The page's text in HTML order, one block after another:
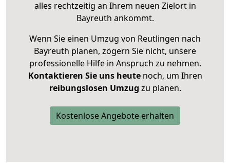
alles rechtzeitig an Ihrem neuen Zielort in
Bayreuth ankommt.
Wenn Sie einen Umzug von Reutlingen nach
Bayreuth planen, zögern Sie nicht, unsere
professionelle Hilfe in Anspruch zu nehmen.
Kontaktieren Sie uns heutenoch, um Ihren
reibungslosen Umzug zu planen.
Kostenlose Angebote erhalten